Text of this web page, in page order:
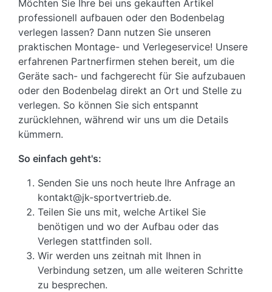
Möchten Sie Ihre bei uns gekauften Artikel
professionell aufbauen oder den Bodenbelag
verlegen lassen? Dann nutzen Sie unseren
praktischen Montage- und Verlegeservice! Unsere
erfahrenen Partnerfirmen stehen bereit, um die
Geräte sach- und fachgerecht für Sie aufzubauen
oder den Bodenbelag direkt an Ort und Stelle zu
verlegen. So können Sie sich entspannt
zurücklehnen, während wir uns um die Details
kümmern.
So einfach geht's:
Senden Sie uns noch heute Ihre Anfrage an
kontakt@jk-sportvertrieb.de.
Teilen Sie uns mit, welche Artikel Sie
benötigen und wo der Aufbau oder das
Verlegen stattfinden soll.
Wir werden uns zeitnah mit Ihnen in
Verbindung setzen, um alle weiteren Schritte
zu besprechen.